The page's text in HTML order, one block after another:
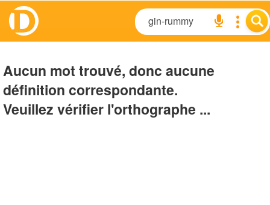
Aucun mot trouvé, donc aucune
définition correspondante.
Veuillez vérifier l'orthographe ...